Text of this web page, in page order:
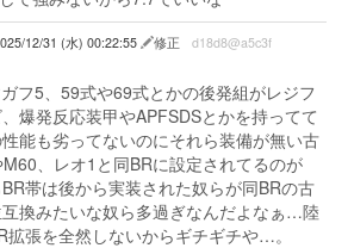
12/31 (水) 00:22:55 修正 d18d8@a5c3f
フ5、59式や69式とかの後発組がレジフ
爆発反応装甲やAPFSDSとかを持ってて
能も劣ってないのにそれら装備が無い古
、レオ1と同BRに設定されてるのが
帯は後から実装された奴らが同BRの古
換みたいな奴ら多過ぎなんだよなぁ…陸
拡張を全然しないからギチギチや…。